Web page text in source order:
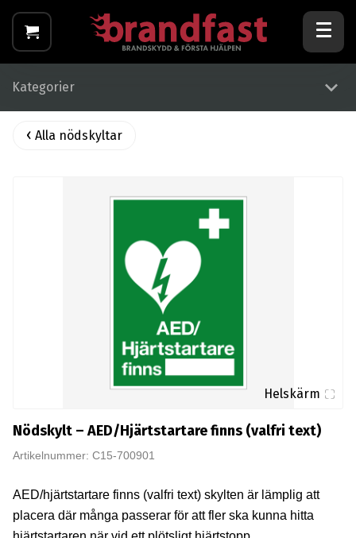
Kategorier
Alla nödskyltar
Helskärm
Nödskylt – AED/Hjärtstartare finns (valfri text)
Artikelnummer: C15-700901
AED/hjärtstartare finns (valfri text) skylten är lämplig att
placera där många passerar för att fler ska kunna hitta